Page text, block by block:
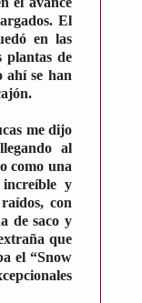
El
en las
plantas de
ahí se han
me dijo
al
como una
y
con
de saco y
que
el “Snow